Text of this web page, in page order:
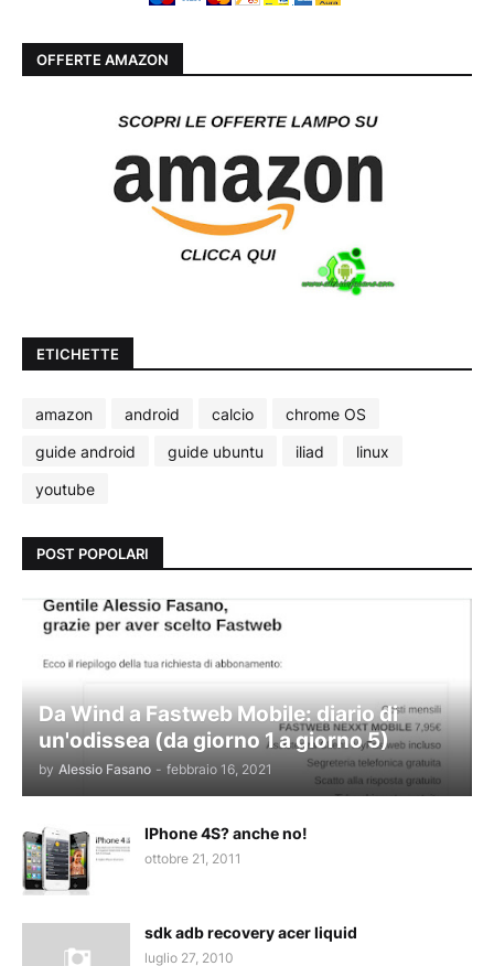
OFFERTE AMAZON
ETICHETTE
amazon android calcio
chrome OS
guide android
guide ubuntu iliad
linux
youtube
POST POPOLARI
Da Wind a Fastweb Mobile: diario di
un'odissea (da giorno 1 a giorno 5)
by Alessio Fasano - febbraio 16, 2021
IPhone 4S? anche no!
ottobre 21, 2011
sdk adb recovery acer liquid
luglio 27, 2010